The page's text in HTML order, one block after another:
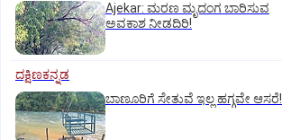
Ajekar: ಮರಣ ಮೃದಂಗ ಬಾರಿಸುವ
ಅವಕಾಶ ನೀಡದಿರಿ!
ದಕ್ಷಿಣಕನ್ನಡ
ಬಾಣೂರಿಗೆ ಸೇತುವೆ ಇಲ್ಲ ಹಗ್ಗವೇ ಆಸರೆ!